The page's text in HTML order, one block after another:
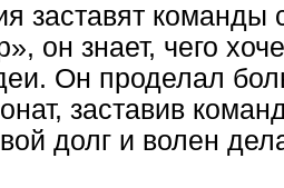
заставят команды
он знает, чего
Он проделал
заставив
долг и волен